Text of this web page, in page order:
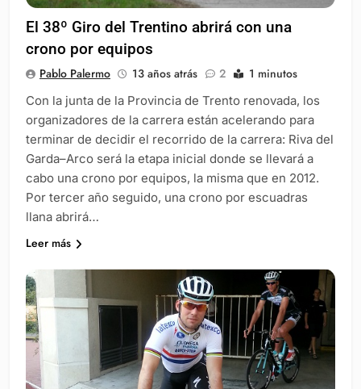
El 38º Giro del Trentino abrirá con una
crono por equipos
Pablo Palermo 13 años atrás 2 1 minutos
Con la junta de la Provincia de Trento renovada, los
organizadores de la carrera están acelerando para
terminar de decidir el recorrido de la carrera: Riva del
Garda–Arco será la etapa inicial donde se llevará a
cabo una crono por equipos, la misma que en 2012.
Por tercer año seguido, una crono por escuadras
llana abrirá…
Leer más